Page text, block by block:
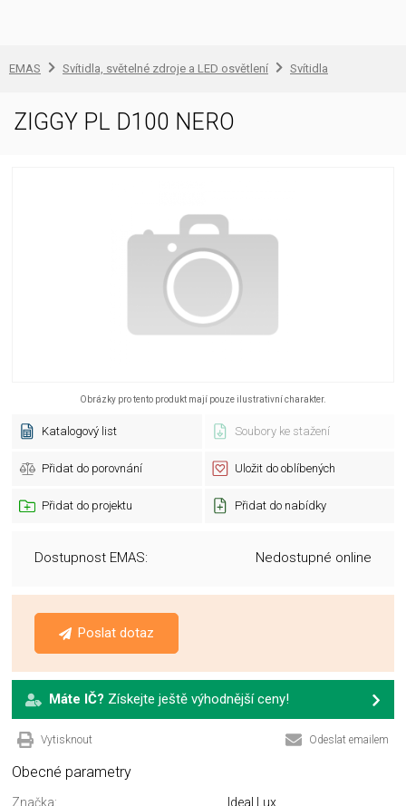
EMAS Svítidla, světelné zdroje a LED osvětlení Svítidla
ZIGGY PL D100 NERO
Obrázky pro tento produkt mají pouze ilustrativní charakter.
Katalogový list Soubory ke stažení
Přidat do porovnání Uložit do oblíbených
Přidat do projektu Přidat do nabídky
Dostupnost EMAS: Nedostupné online
Poslat dotaz
Máte IČ? Získejte ještě výhodnější ceny!
Vytisknout Odeslat emailem
Obecné parametry
Značka:
Ideal Lux